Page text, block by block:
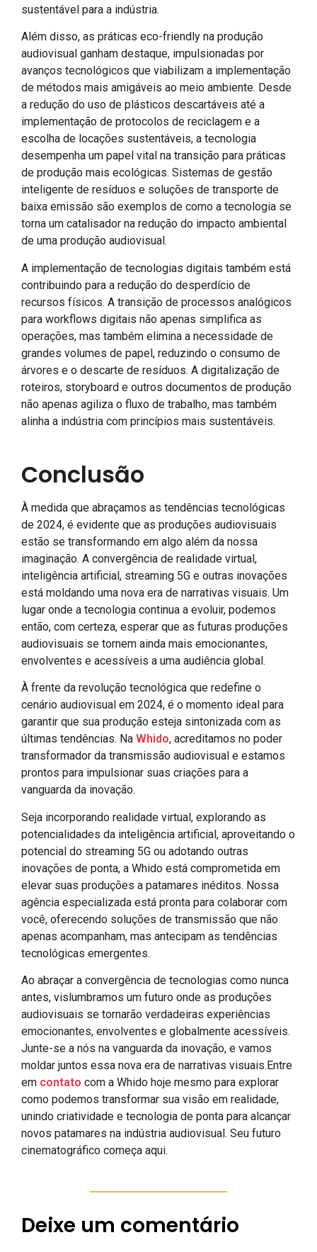
sustentável para a indústria.
Além disso, as práticas eco-friendly na produção
audiovisual ganham destaque, impulsionadas por
avanços tecnológicos que viabilizam a implementação
de métodos mais amigáveis ao meio ambiente. Desde
a redução do uso de plásticos descartáveis até a
implementação de protocolos de reciclagem e a
escolha de locações sustentáveis, a tecnologia
desempenha um papel vital na transição para práticas
de produção mais ecológicas. Sistemas de gestão
inteligente de resíduos e soluções de transporte de
baixa emissão são exemplos de como a tecnologia se
torna um catalisador na redução do impacto ambiental
de uma produção audiovisual.
A implementação de tecnologias digitais também está
contribuindo para a redução do desperdício de
recursos físicos. A transição de processos analógicos
para workflows digitais não apenas simplifica as
operações, mas também elimina a necessidade de
grandes volumes de papel, reduzindo o consumo de
árvores e o descarte de resíduos. A digitalização de
roteiros, storyboard e outros documentos de produção
não apenas agiliza o fluxo de trabalho, mas também
alinha a indústria com princípios mais sustentáveis.
Conclusão
À medida que abraçamos as tendências tecnológicas
de 2024, é evidente que as produções audiovisuais
estão se transformando em algo além da nossa
imaginação. A convergência de realidade virtual,
inteligência artificial, streaming 5G e outras inovações
está moldando uma nova era de narrativas visuais. Um
lugar onde a tecnologia continua a evoluir, podemos
então, com certeza, esperar que as futuras produções
audiovisuais se tornem ainda mais emocionantes,
envolventes e acessíveis a uma audiência global.
À frente da revolução tecnológica que redefine o
cenário audiovisual em 2024, é o momento ideal para
garantir que sua produção esteja sintonizada com as
últimas tendências. Na Whido, acreditamos no poder
transformador da transmissão audiovisual e estamos
prontos para impulsionar suas criações para a
vanguarda da inovação.
Seja incorporando realidade virtual, explorando as
potencialidades da inteligência artificial, aproveitando o
potencial do streaming 5G ou adotando outras
inovações de ponta, a Whido está comprometida em
elevar suas produções a patamares inéditos. Nossa
agência especializada está pronta para colaborar com
você, oferecendo soluções de transmissão que não
apenas acompanham, mas antecipam as tendências
tecnológicas emergentes.
Ao abraçar a convergência de tecnologias como nunca
antes, vislumbramos um futuro onde as produções
audiovisuais se tornarão verdadeiras experiências
emocionantes, envolventes e globalmente acessíveis.
Junte-se a nós na vanguarda da inovação, e vamos
moldar juntos essa nova era de narrativas visuais.Entre
em contato com a Whido hoje mesmo para explorar
como podemos transformar sua visão em realidade,
unindo criatividade e tecnologia de ponta para alcançar
novos patamares na indústria audiovisual. Seu futuro
cinematográfico começa aqui.
Deixe um comentário